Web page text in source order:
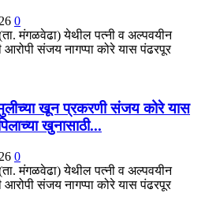
0
मंगळवेढा) येथील पत्नी व अल्पवयीन
संजय नागप्पा कोरे यास पंढरपूर
खून प्रकरणी संजय कोरे यास
खुनासाठी...
0
मंगळवेढा) येथील पत्नी व अल्पवयीन
संजय नागप्पा कोरे यास पंढरपूर